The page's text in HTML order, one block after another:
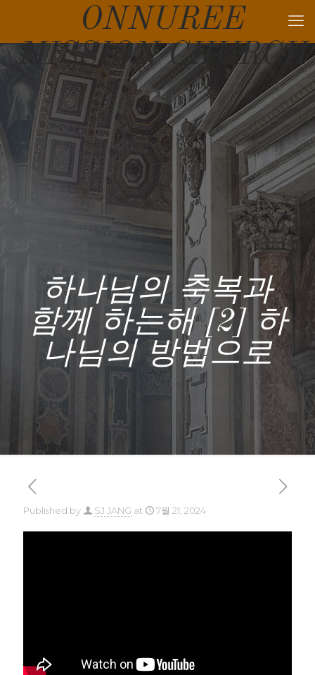
ONNUREE
MISSION CHURCH
하나님의 축복과
함께 하는해 [2] 하
나님의 방법으로
Published by SJ JANG at 7월 21, 2024